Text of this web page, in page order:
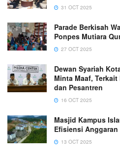
31 OCT 2025
Parade Berkisah
Ponpes Mutiara
27 OCT 2025
Dewan Syariah
Minta Maaf,
dan Pesantren
16 OCT 2025
Masjid Kampus
Efisiensi Anggaran
13 OCT 2025